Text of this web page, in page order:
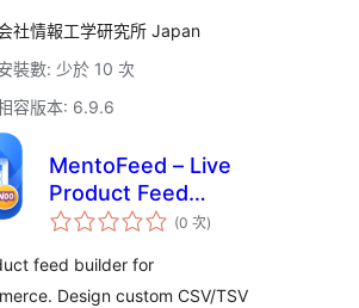
社情報工学研究所 Japan
裝數: 少於 10 次
容版本: 6.9.6
MentoFeed – Live
Product Feed
Builder for
(0 次評
分)
feed builder for
Design custom CSV/TSV